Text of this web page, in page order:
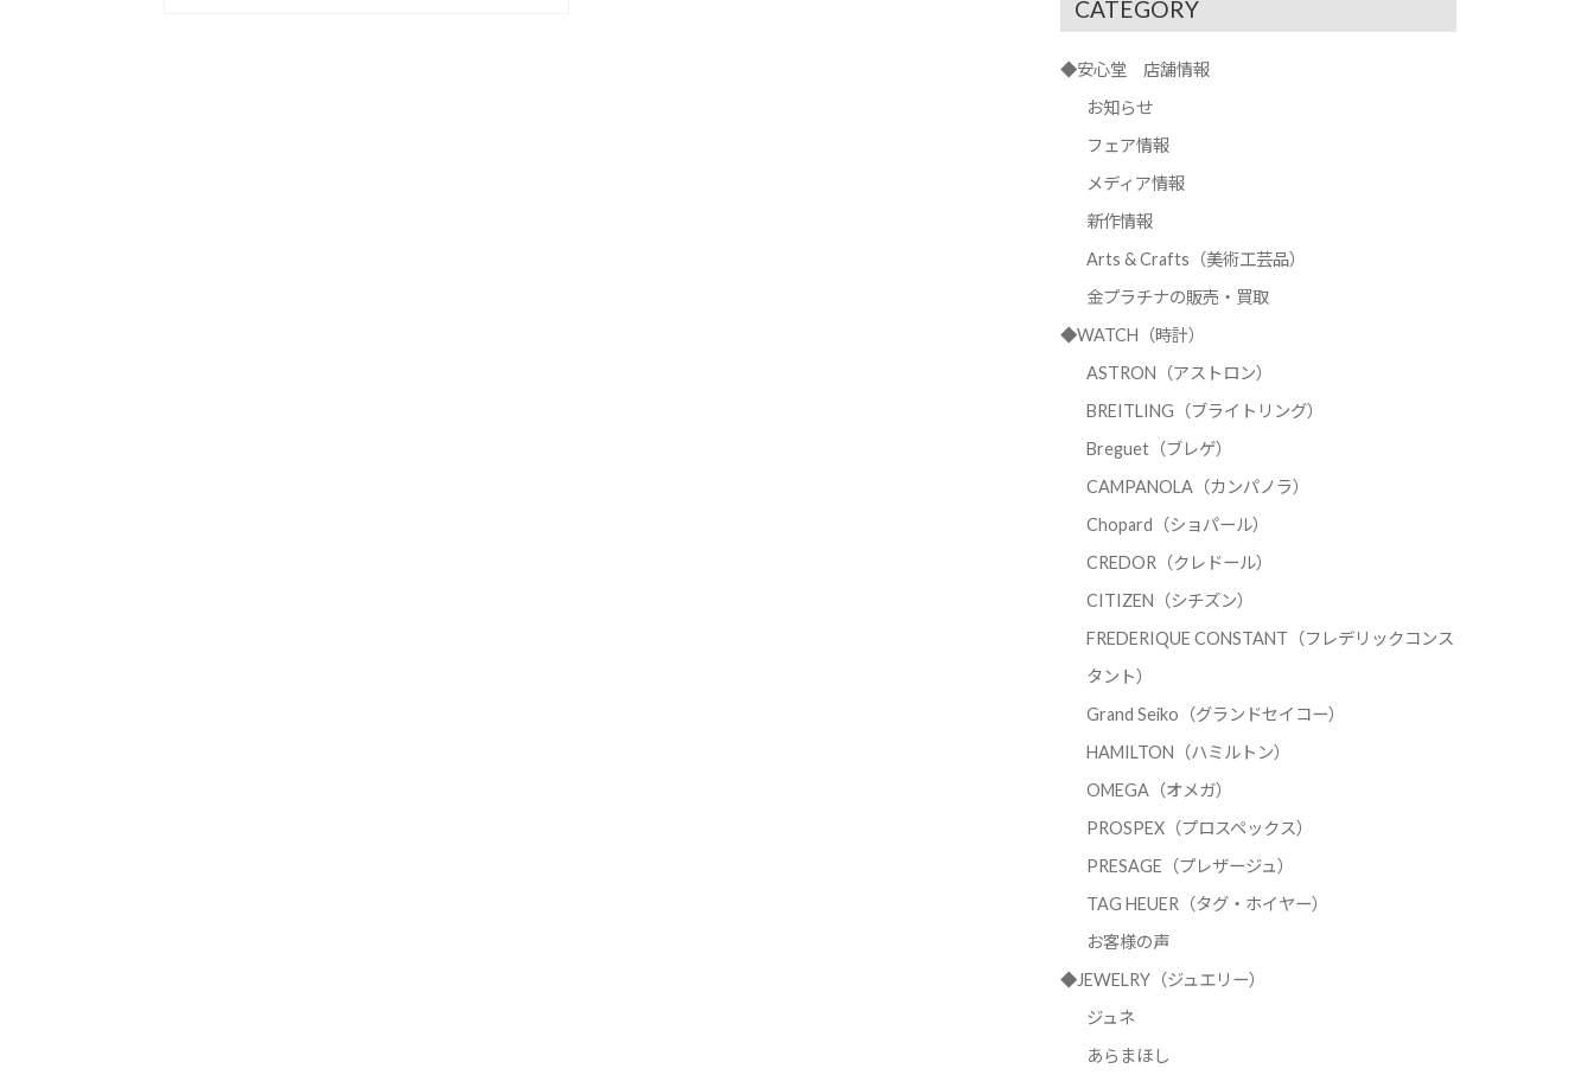
CATEGORY
◆安心堂 店舗情報
お知らせ
フェア情報
メディア情報
新作情報
Arts & Crafts（美術工芸品）
金プラチナの販売・買取
◆WATCH（時計）
ASTRON（アストロン）
BREITLING（ブライトリング）
Breguet（ブレゲ）
CAMPANOLA（カンパノラ）
Chopard（ショパール）
CREDOR（クレドール）
CITIZEN（シチズン）
FREDERIQUE CONSTANT（フレデリックコンス
タント）
Grand Seiko（グランドセイコー）
HAMILTON（ハミルトン）
OMEGA（オメガ）
PROSPEX（プロスペックス）
PRESAGE（プレザージュ）
TAG HEUER（タグ・ホイヤー）
お客様の声
◆JEWELRY（ジュエリー）
ジュネ
あらまほし